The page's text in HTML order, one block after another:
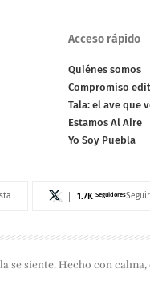
Acceso rápido
Quiénes somos
Compromiso
Tala: el ave que
Estamos Al Aire
Yo Soy Puebla
1.7K SeguidoresSeguir
se siente. Hecho con calma,